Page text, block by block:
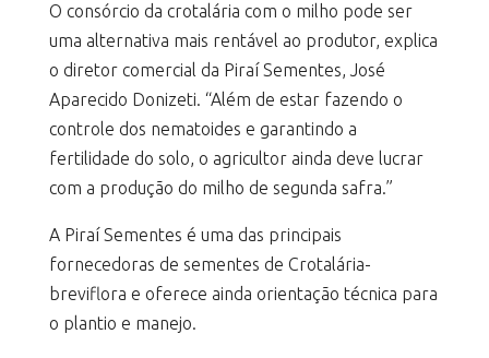
O consórcio da crotalária com o milho pode ser
uma alternativa mais rentável ao produtor, explica
o diretor comercial da Piraí Sementes, José
Aparecido Donizeti. “Além de estar fazendo o
controle dos nematoides e garantindo a
fertilidade do solo, o agricultor ainda deve lucrar
com a produção do milho de segunda safra.”
A Piraí Sementes é uma das principais
fornecedoras de sementes de Crotalária-
breviflora e oferece ainda orientação técnica para
o plantio e manejo.